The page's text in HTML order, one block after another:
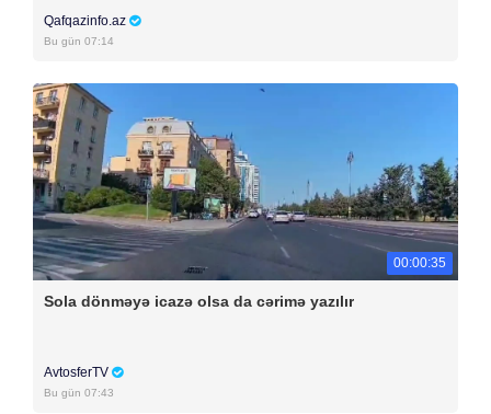
Qafqazinfo.az
Bu gün 07:14
00:00:35
Sola dönməyə icazə olsa da cərimə yazılır
AvtosferTV
Bu gün 07:43